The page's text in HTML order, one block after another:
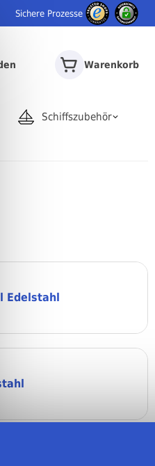
Sichere Prozesse
Warenkorb
Schiffszubehör
Edelstahl